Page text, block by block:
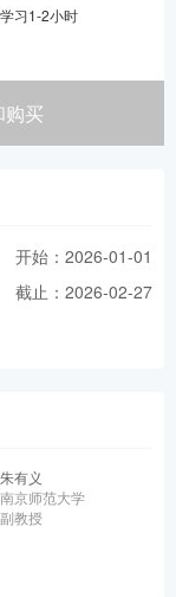
习1-2小时
买
开始：2026-01-01
截止：2026-02-27
朱有义
南京师范大学
副教授